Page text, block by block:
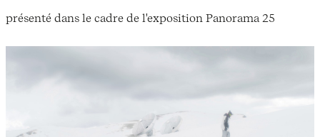
présenté dans le cadre de l'exposition Panorama 25